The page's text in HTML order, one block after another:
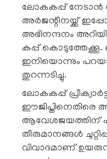
ലോകകപ്പ്
അർജന്റീനയ്ക്ക്
അഭിനന്ദനം
കപ്പ്
ഇനിയൊന്നും
തുറന്നടിച്ചു.
ലോകകപ്പ്
ഈജിപ്തിനെതിരെ
ആവേശജയത്തിന്
തീരുമാനങ്ങൾ
വിവാദമാണ്